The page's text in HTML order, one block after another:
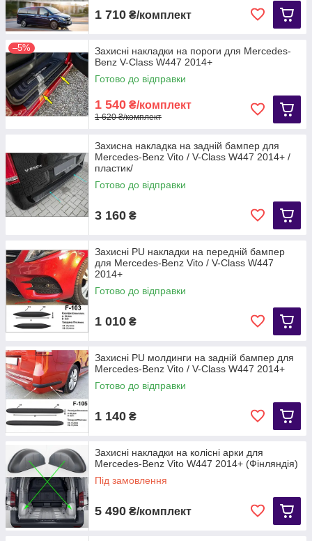
1 710 ₴/комплект
–5%
Захисні накладки на пороги для Mercedes-
Benz V-Class W447 2014+
Готово до відправки
1 540 ₴/комплект
1 620 ₴/комплект
Захисна накладка на задній бампер для
Mercedes-Benz Vito / V-Class W447 2014+ /
пластик/
Готово до відправки
3 160 ₴
Захисні PU накладки на передній бампер
для Mercedes-Benz Vito / V-Class W447
2014+
Готово до відправки
1 010 ₴
Захисні PU молдинги на задній бампер для
Mercedes-Benz Vito / V-Class W447 2014+
Готово до відправки
1 140 ₴
Захисні накладки на колісні арки для
Mercedes-Benz Vito W447 2014+ (Фінляндія)
Під замовлення
5 490 ₴/комплект